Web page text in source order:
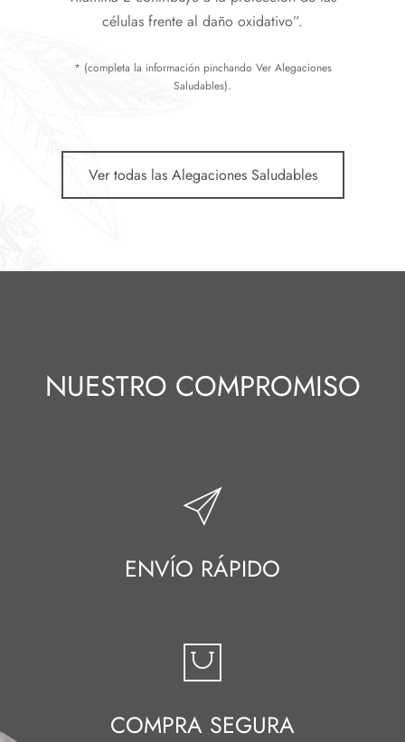
células frente al daño oxidativo”.
* (completa la información pinchando Ver Alegaciones
Saludables).
Ver todas las Alegaciones Saludables
NUESTRO COMPROMISO
ENVÍO RÁPIDO
COMPRA SEGURA